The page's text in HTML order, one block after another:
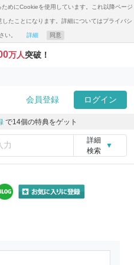
めにCookieを使用しています。これ以降ページ
たことになります。詳細についてはプライバシ
い。 詳細 同意
万人突破！
会員登録 ログイン
で14個の特典をゲット
詳細
検索
▼